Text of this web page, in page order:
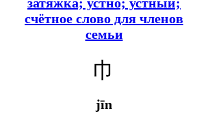
счётное слово для членов
семьи
巾
jīn